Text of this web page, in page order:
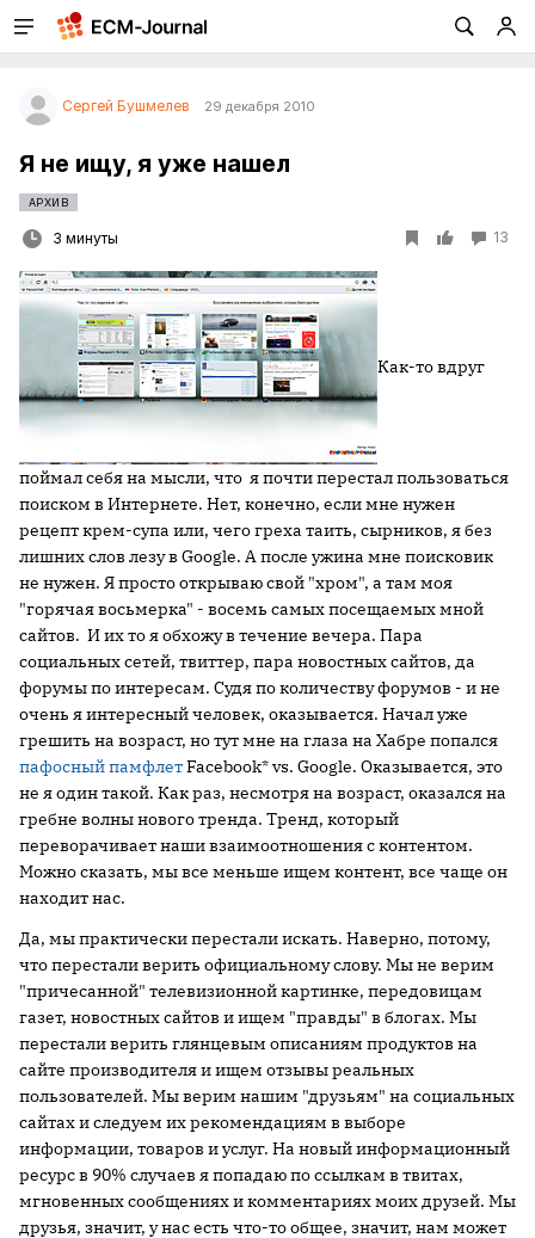
Сергей Бушмелев 29 декабря 2010
Я не ищу, я уже нашел
АРХИВ
3 минуты 13
Как-то вдруг
поймал себя на мысли, что я почти перестал пользоваться
поиском в Интернете. Нет, конечно, если мне нужен
рецепт крем-супа или, чего греха таить, сырников, я без
лишних слов лезу в Google. А после ужина мне поисковик
не нужен. Я просто открываю свой "хром", а там моя
"горячая восьмерка" - восемь самых посещаемых мной
сайтов. И их то я обхожу в течение вечера. Пара
социальных сетей, твиттер, пара новостных сайтов, да
форумы по интересам. Судя по количеству форумов - и не
очень я интересный человек, оказывается. Начал уже
грешить на возраст, но тут мне на глаза на Хабре попался
пафосный памфлетFacebook* vs. Google. Оказывается, это
не я один такой. Как раз, несмотря на возраст, оказался на
гребне волны нового тренда. Тренд, который
переворачивает наши взаимоотношения с контентом.
Можно сказать, мы все меньше ищем контент, все чаще он
находит нас.
Да, мы практически перестали искать. Наверно, потому,
что перестали верить официальному слову. Мы не верим
"причесанной" телевизионной картинке, передовицам
газет, новостных сайтов и ищем "правды" в блогах. Мы
перестали верить глянцевым описаниям продуктов на
сайте производителя и ищем отзывы реальных
пользователей. Мы верим нашим "друзьям" на социальных
сайтах и следуем их рекомендациям в выборе
информации, товаров и услуг. На новый информационный
ресурс в 90% случаев я попадаю по ссылкам в твитах,
мгновенных сообщениях и комментариях моих друзей. Мы
друзья, значит, у нас есть что-то общее, значит, нам может